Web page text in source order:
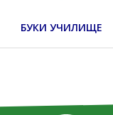
БУКИ УЧИЛИЩЕ